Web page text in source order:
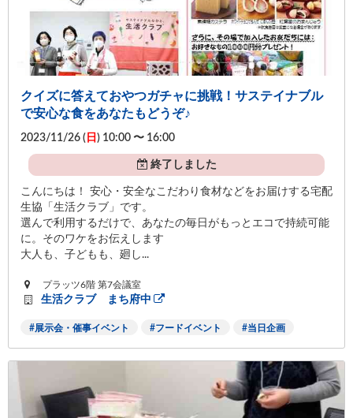
クイズに答えておやつガチャに挑戦！サステイナブル
で安心な食をあなたもどうぞ♪
2023/11/26 ( 日 ) 10:00 〜 16:00
終了しました
こんにちは！ 安心・安全なこだわり食材などをお届けする宅配
生協「生活クラブ」です。
選んで利用するだけで、あなたの毎日がもっとエコで持続可能
に。そのワケをお伝えします
大人も、子どもも、廻し...
プラッツ6階 第7会議室
生活クラブ まち府中
展示会・催事イベント フードイベント 当日企画